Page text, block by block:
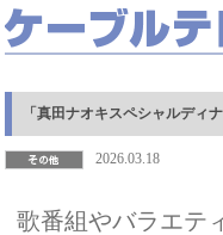
「真田ナオキスペシャルディ
2026.03.18
歌番組やバラエテ